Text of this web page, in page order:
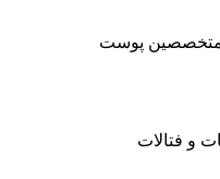
پوست
و فتالات